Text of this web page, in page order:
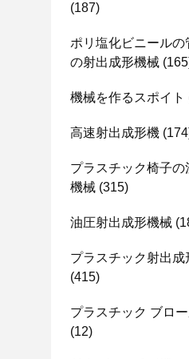
(187)
ポリ塩化ビニールの
の射出成形機械
機械を作るスポイト
高速射出成形機
プラスチック椅子の
機械 (315)
油圧射出成形機械
プラスチック射出成
(415)
プラスチック ブロ
(12)